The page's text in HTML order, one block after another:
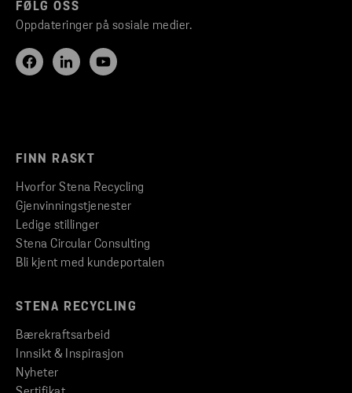
FØLG OSS
Oppdateringer på sosiale medier.
FINN RASKT
Hvorfor Stena Recycling
Gjenvinningstjenester
Ledige stillinger
Stena Circular Consulting
Bli kjent med kundeportalen
STENA RECYCLING
Bærekraftsarbeid
Innsikt & Inspirasjon
Nyheter